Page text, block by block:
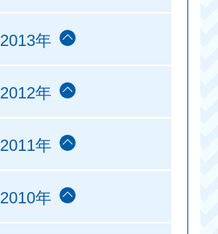
2013年
2012年
2011年
2010年